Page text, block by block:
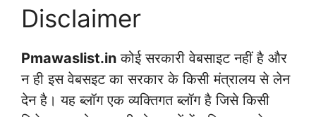
Disclaimer
Pmawaslist.in कोई सरकारी वेबसाइट नहीं है और
न ही इस वेबसइट का सरकार के किसी मंत्रालय से लेन
देन है। यह ब्लॉग एक व्यक्तिगत ब्लॉग है जिसे किसी